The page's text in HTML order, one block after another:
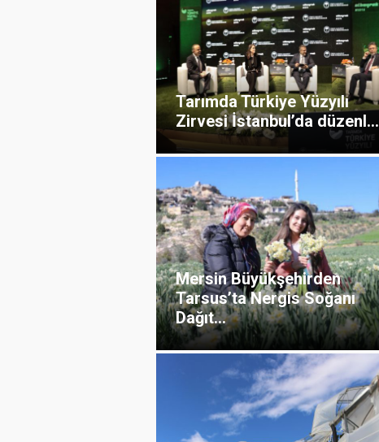
Tarımda Türkiye Yüzyılı
Zirvesi İstanbul’da düzenl...
Mersin Büyükşehirden
Tarsus’ta Nergis Soğanı
Dağıt...